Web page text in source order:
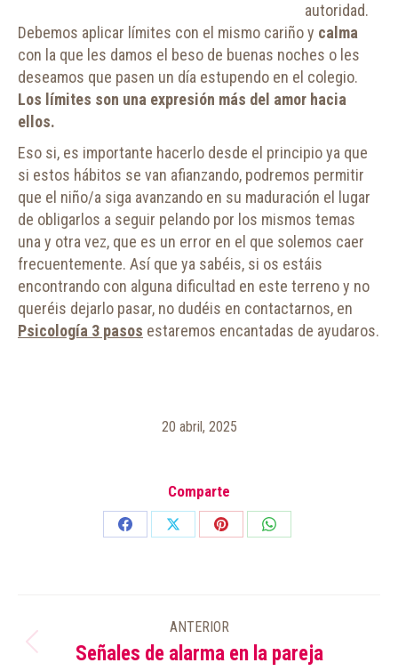
autoridad.
Debemos aplicar límites con el mismo cariño y calma
con la que les damos el beso de buenas noches o les
deseamos que pasen un día estupendo en el colegio.
Los límites son una expresión más del amor hacia
ellos.
Eso si, es importante hacerlo desde el principio ya que
si estos hábitos se van afianzando, podremos permitir
que el niño/a siga avanzando en su maduración el lugar
de obligarlos a seguir pelando por los mismos temas
una y otra vez, que es un error en el que solemos caer
frecuentemente. Así que ya sabéis, si os estáis
encontrando con alguna dificultad en este terreno y no
queréis dejarlo pasar, no dudéis en contactarnos, en
Psicología 3 pasos estaremos encantadas de ayudaros.
20 abril, 2025
Comparte
Share
Share
Share
Share
ENTRE
ANTERIOR
Publicación
Señales de alarma en la pareja